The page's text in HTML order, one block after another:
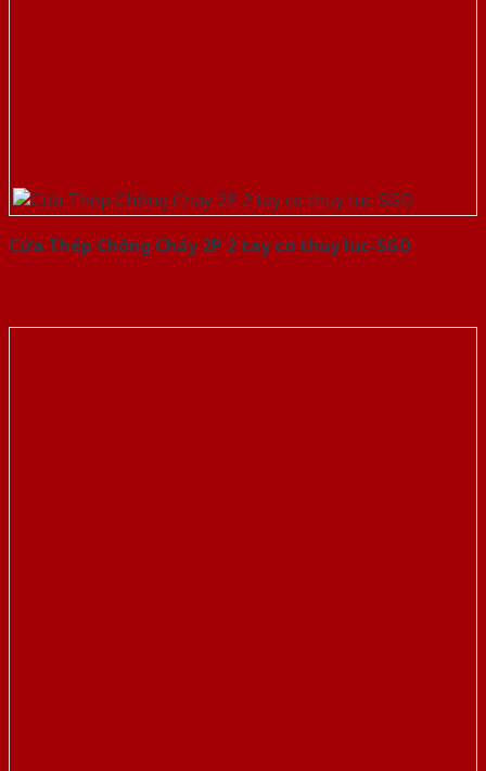
Cửa Thép Chống Cháy 2P 2 tay co thuy luc-SGD